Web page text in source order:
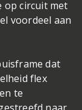
op circuit met
voordeel aan
dat
flex
te